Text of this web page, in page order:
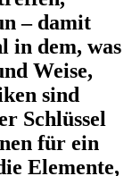
– damit
in dem, was
Weise,
sind
Schlüssel
für ein
Elemente,